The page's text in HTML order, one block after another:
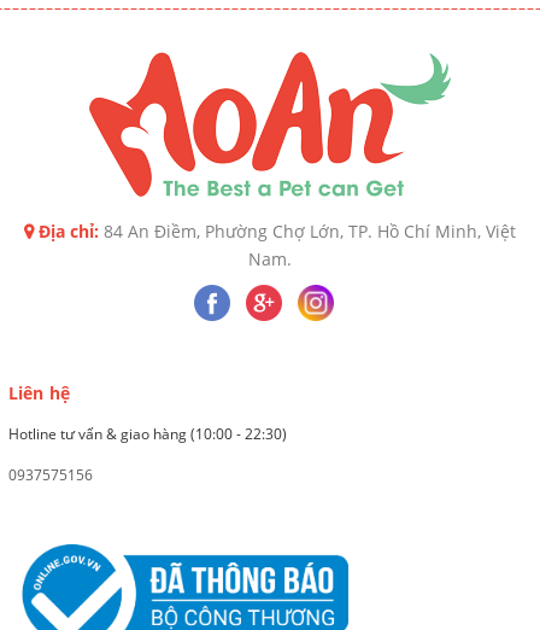
Địa chỉ: 84 An Điềm, Phường Chợ Lớn, TP. Hồ Chí Minh, Việt
Nam.
Liên hệ
Hotline tư vấn & giao hàng (10:00 - 22:30)
0937575156